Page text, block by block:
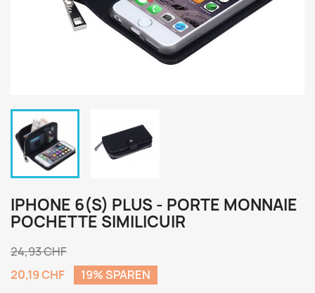
IPHONE 6(S) PLUS - PORTE MONNAIE
POCHETTE SIMILICUIR
24,93 CHF
20,19 CHF
19% SPAREN